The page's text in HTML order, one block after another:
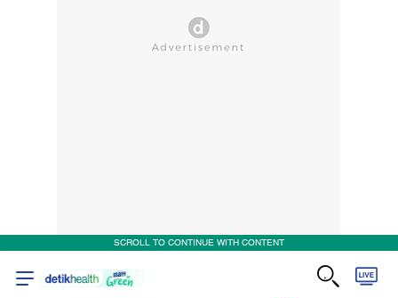
SCROLL TO CONTINUE WITH CONTENT